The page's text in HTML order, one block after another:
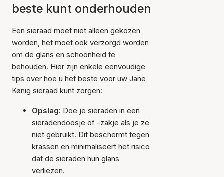
beste kunt onderhouden
Een sieraad moet niet alleen gekozen
worden, het moet ook verzorgd worden
om de glans en schoonheid te
behouden. Hier zijn enkele eenvoudige
tips over hoe u het beste voor uw Jane
Kønig sieraad kunt zorgen:
Opslag: Doe je sieraden in een
sieradendoosje of -zakje als je ze
niet gebruikt. Dit beschermt tegen
krassen en minimaliseert het risico
dat de sieraden hun glans
verliezen.